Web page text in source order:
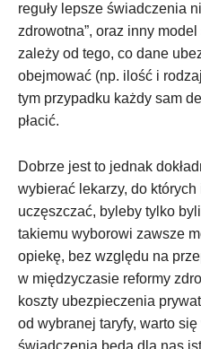
reguły lepsze świadczenia
zdrowotna”, oraz inny
zależy od tego, co dane
obejmować (np. ilość i
tym przypadku każdy sam
płacić.
Dobrze jest to jednak
wybierać lekarzy, do
uczęszczać, byleby tylko
takiemu wyborowi zawsze
opiekę, bez względu na
w międzyczasie reformy
koszty ubezpieczenia
od wybranej taryfy, warto